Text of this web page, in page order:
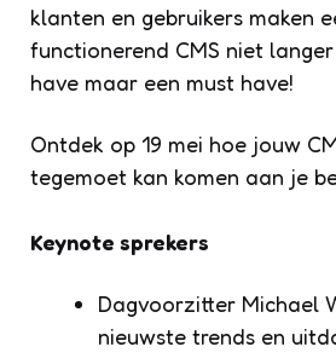
klanten en gebruikers maken
functionerend CMS niet
have maar een must have!
Ontdek op 19 mei hoe jouw
tegemoet kan komen aan je
Keynote sprekers
Dagvoorzitter Michael
nieuwste trends en